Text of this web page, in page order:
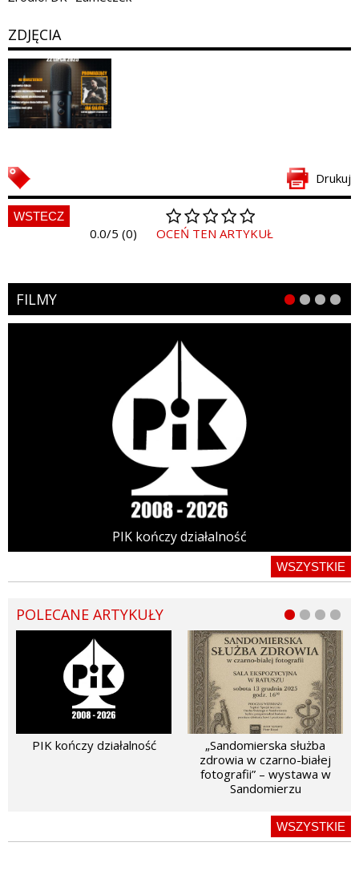
ZDJĘCIA
Drukuj
WSTECZ
0.0/5 (0) OCEŃ TEN ARTYKUŁ
FILMY
PIK kończy działalność
WSZYSTKIE
POLECANE ARTYKUŁY
PIK kończy działalność
„Sandomierska służba
zdrowia w czarno-białej
fotografii” – wystawa w
Sandomierzu
WSZYSTKIE